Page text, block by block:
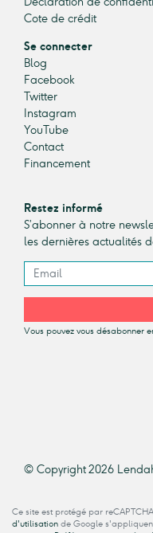
Cote de crédit
Se connecter
Blog
Facebook
Twitter
Instagram
YouTube
Contact
Financement
Restez informé
S’abonner à notre
les dernières actualités
Vous pouvez vous désabonner
© Copyright 2026
Ce site est protégé par
d'utilisation de Google